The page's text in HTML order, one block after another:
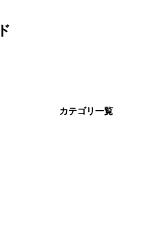
カテゴリ一覧